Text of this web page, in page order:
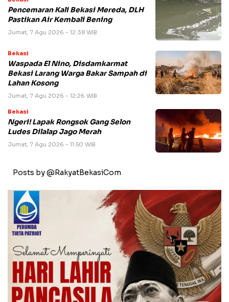
Pencemaran Kali Bekasi Mereda, DLH
Pastikan Air Kembali Bening
Jumat, 7 Agu 2026 - 12:38 WIB
Bekasi
Waspada El Nino, Disdamkarmat
Bekasi Larang Warga Bakar Sampah di
Lahan Kosong
Jumat, 7 Agu 2026 - 12:26 WIB
Bekasi
Ngeri! Lapak Rongsok Gang Selon
Ludes Dilalap Jago Merah
Jumat, 7 Agu 2026 - 11:50 WIB
Posts by @RakyatBekasiCom